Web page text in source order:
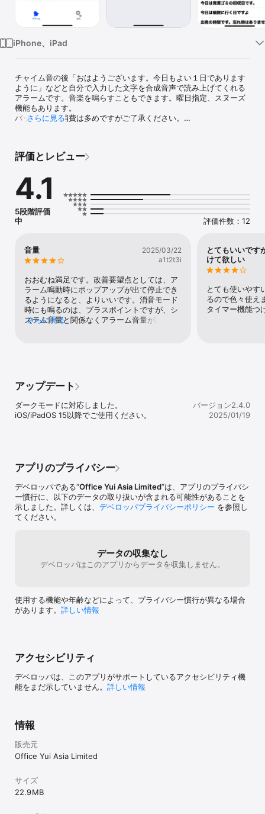
iPhone、iPad
チャイム音の後「おはようございます。今日もよい１日であります
ように」などと自分で入力した文字を合成音声で読み上げてくれる
アラームです。音楽を鳴らすこともできます。曜日指定、スヌーズ
機能もあります。
バッテリーの消費は多めですがご了承ください。
プリです。
ます。
アラームが鳴って、何かの時間だということはわかっても、何の用
事だったかな？と思うことはよくあります。そんな時には指伝話ぽ
っぽ。チャイムや音楽だけでなく、ことばでアラームを伝えてくれ
るので、「お薬を飲む時間ですよ」「ドラマが始まりますよ」「今
伝えてくれるので便利です。
指定した時間に、チャイム（３種類から選択）、音声（160文字ま
でのテキスト）、音楽（ミュージックライブラリから選択）を鳴ら
すことができます。（全部鳴らしてもいいですし、選択したものだ
けでもいいです。）
音声は、女性の声で、HARUKA（日本語）、JULIE（英語）を選択
て読まれます。
「1965/2/24」「3/14」「12:15」といった表現は、日付や時刻とし
て読みます。
数字を読む場合、「0123」は「ぜろいちにぃさん」と読みますが、
「1234」は「せんにひゃくさんじゅうよん」と読みます。
の通知センターの設定に従います。
アラームごとに、スヌーズのオン・オフを指定できます。
スヌーズの間隔は、15秒、30秒、１, 2, 3, 5, 10, 15, 30分を指定で
きます。
スヌーズの回数は、1〜10回を指定できます。
OSの言語が日本語以外の場合は、画面表示は英語になります。
■動作環境
【アラームが鳴らない場合に】
態の場合にこの問題が起きている可能性があります。
指伝話ぽっぽは、バックグラウンドでアプリが動いていないとアラ
ームがなりません。アラームをセットした後にiPhone/iPadを再起
動したり、アプリを終了させていると、アラームは鳴りませんので
その他、お気づきの点がございましたら、弊社までお知らせくださ
い。（info@yubidenwa.jp）
【指伝話アプリで生成された音声について】
指伝話アプリの音声は、HOYA株式会社が提供する合成音声エンジ
文節を考慮して音声を生成するので、聞き易い声になります。
指伝話のアプリで生成された合成音声は、指伝話アプリでのみお使
声単独で第三者に提供することは、それが有償・無償であるに関わ
さらに見る
評価とレビュー
4.1
5段階評価
中
評価件数：12
音量
2025/03/22
a1t2t3i
おおむね満足です。改善要望点としては、ア
ラーム鳴動時にポップアップが出て停止でき
るようになると、よりいいです。消音モード
時にも鳴るのは、プラスポイントですが、シ
ステム音量と関係なくアラーム音量が設定で
さらに見る
とてもいいです
けて欲しい
とても使いやす
るので色々使え
タイマー機能つ
アップデート
ダークモードに対応しました。
iOS/iPadOS 15以降でご使用ください。
バージョン2.4.0
2025/01/19
アプリのプライバシー
デベロッパである“Office Yui Asia Limited”は、アプリのプライバシ
ー慣行に、以下のデータの取り扱いが含まれる可能性があることを
示しました。詳しくは、 デベロッパプライバシーポリシー を参照し
てください。
データの収集なし
デベロッパはこのアプリからデータを収集しません。
使用する機能や年齢などによって、プライバシー慣行が異なる場合
があります。 詳しい情報
アクセシビリティ
デベロッパは、このアプリがサポートしているアクセシビリティ機
能をまだ示していません。 詳しい情報
情報
販売元
Office Yui Asia Limited
サイズ
22.9 MB